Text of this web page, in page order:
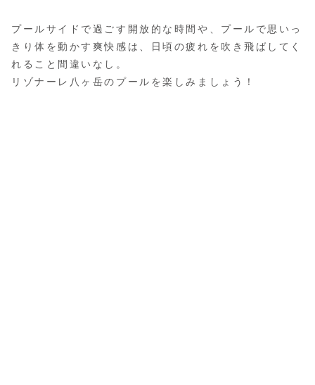
プールサイドで過ごす開放的な時間や、プールで思いっ
きり体を動かす爽快感は、日頃の疲れを吹き飛ばしてく
れること間違いなし。
リゾナーレ八ヶ岳のプールを楽しみましょう！